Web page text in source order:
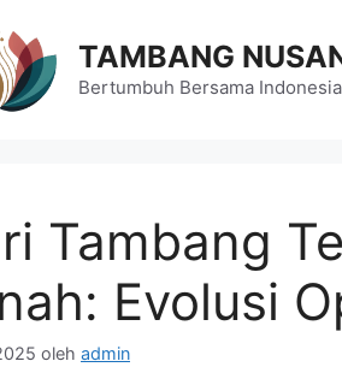
TAMBANG
Bertumbuh Bersama Indonesia
Tambang
Evolusi
oleh admin